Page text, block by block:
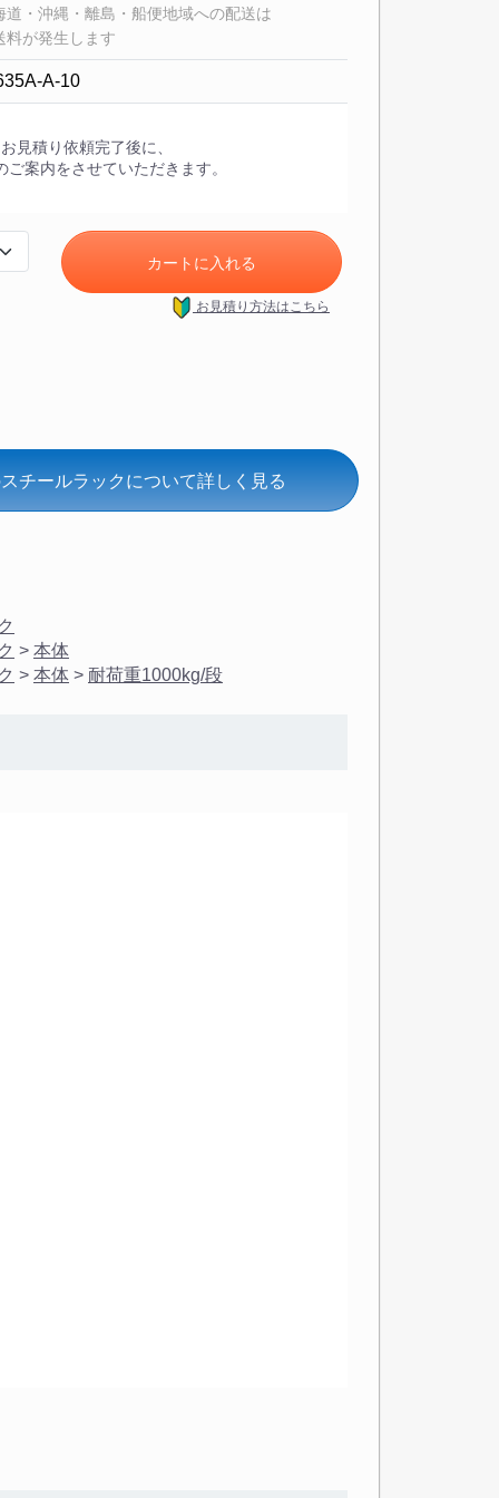
・沖縄・離島・船便地域への配送は
料が発生します
A-10
見積り依頼完了後に、
ご案内をさせていただきます。
カートに入れる
お見積り方法はこちら
チールラックについて詳しく見る
> 本体
> 本体 > 耐荷重1000kg/段